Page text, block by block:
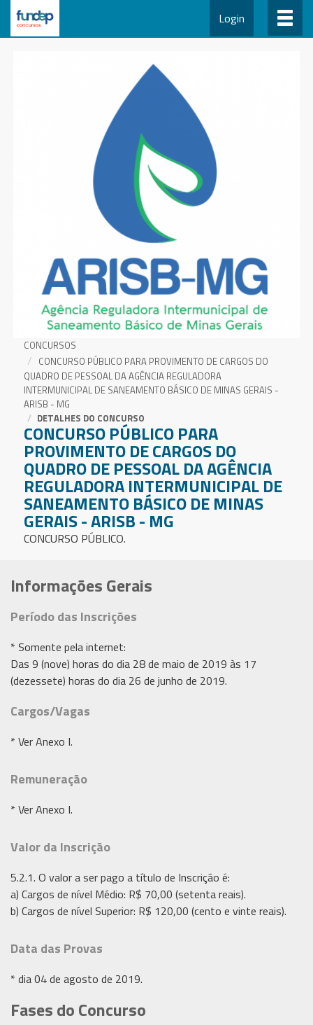
Login
CONCURSOS
CONCURSO PÚBLICO PARA PROVIMENTO DE CARGOS DO
QUADRO DE PESSOAL DA AGÊNCIA REGULADORA
INTERMUNICIPAL DE SANEAMENTO BÁSICO DE MINAS GERAIS -
ARISB - MG
DETALHES DO CONCURSO
CONCURSO PÚBLICO PARA
PROVIMENTO DE CARGOS DO
QUADRO DE PESSOAL DA AGÊNCIA
REGULADORA INTERMUNICIPAL DE
SANEAMENTO BÁSICO DE MINAS
GERAIS - ARISB - MG
CONCURSO PÚBLICO.
Informações Gerais
Período das Inscrições
* Somente pela internet:
Das 9 (nove) horas do dia 28 de maio de 2019 às 17
(dezessete) horas do dia 26 de junho de 2019.
Cargos/Vagas
* Ver Anexo I.
Remuneração
* Ver Anexo I.
Valor da Inscrição
5.2.1. O valor a ser pago a título de Inscrição é:
a) Cargos de nível Médio: R$ 70,00 (setenta reais).
b) Cargos de nível Superior: R$ 120,00 (cento e vinte reais).
Data das Provas
* dia 04 de agosto de 2019.
Fases do Concurso